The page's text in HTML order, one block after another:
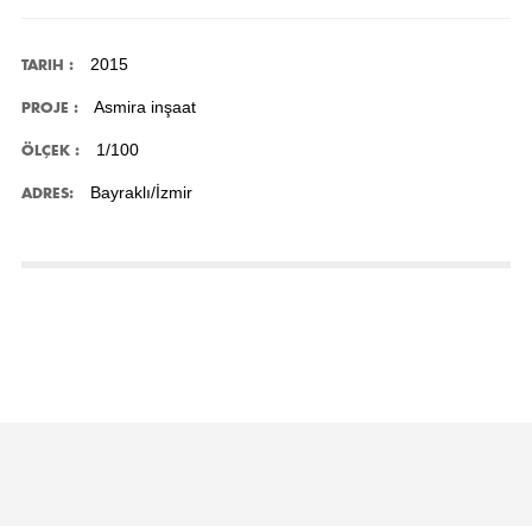
TARIH : 2015
PROJE : Asmira inşaat
ÖLÇEK : 1/100
ADRES: Bayraklı/İzmir